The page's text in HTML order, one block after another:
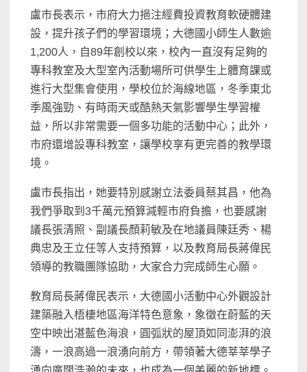
盧市長表示，市府大力挹注經費投資教育軟硬體建
設，提升孩子們的學習環境；大德國小師生人數逾
1,200人，自89年創校以來，校內一直沒有足夠的
專科教室及大型室內活動場所可供學生上體育課或
進行大型集會使用，學校位於海線地區，冬季東北
季風強勁、有時雨天或酷熱天氣影響學生學習權
益，所以非常需要一個多功能的活動中心；此外，
市府還增設專科教室，讓學校享有更完善的教學環
境。
盧市長指出，她要特別感謝立法委員蔡其昌，他為
我們爭取到3千萬元預算減輕市府負擔，也要感謝
議長張清照、副議長顏莉敏及在地議員陳廷秀、楊
典忠及王立任等人支持預算，以及教育局長蔣偉民
領導的教職團隊協助，大家合力完成師生心願。
教育局長蔣偉民表示，大德國小活動中心外觀設計
建築融入梧棲地區海洋特色意象，象徵在蔚藍的天
空中映出湛藍色海浪，圓弧狀的屋頂如同澎湃的浪
濤，一浪高過一浪湧向前方，帶領著大德莘莘學子